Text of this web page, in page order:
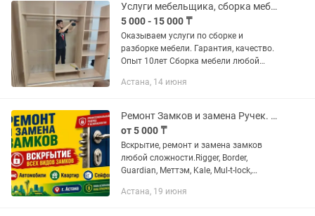
Услуги мебельщика, сборка мебели и разборка, услуги сборщика мастер плотник
5 000 - 15 000 ₸
Оказываем услуги по сборке и
разборке мебели. Гарантия, качество.
Опыт 10лет Сборка мебели любой
Кухонный гарнитур Спальный
Стеллаж итп А...
Астана, 14 июня
Ремонт Замков и замена Ручек. Установка замков, Вскрытие замков дверей
от 5 000 ₸
Вскрытие, ремонт и замена замков
любой сложности.Rigger, Border,
Guardian, Меттэм, Kale, Mul-t-lock,
или заменить замок, сердцевину,
Астана, 19 июня